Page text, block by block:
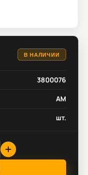
В НАЛИЧИИ
3800076
AM
шт.